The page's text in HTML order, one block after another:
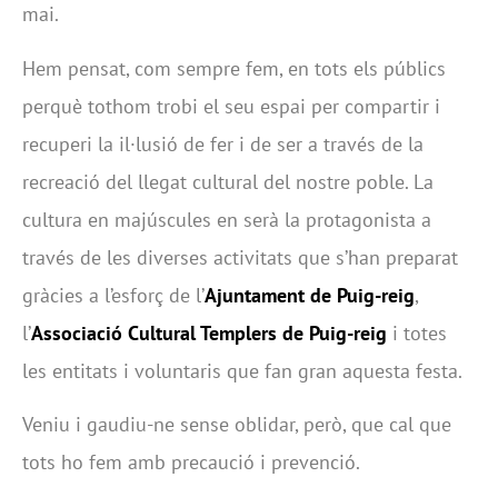
mai.
Hem pensat, com sempre fem, en tots els públics
perquè tothom trobi el seu espai per compartir i
recuperi la il·lusió de fer i de ser a través de la
recreació del llegat cultural del nostre poble. La
cultura en majúscules en serà la protagonista a
través de les diverses activitats que s’han preparat
gràcies a l’esforç de l’Ajuntament de Puig-reig,
l’Associació Cultural Templers de Puig-reig i totes
les entitats i voluntaris que fan gran aquesta festa.
Veniu i gaudiu-ne sense oblidar, però, que cal que
tots ho fem amb precaució i prevenció.